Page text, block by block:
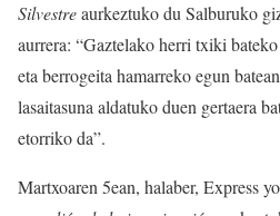
Silvestreaurkeztuko du Salburuko
aurrera: “Gaztelako herri txiki
eta berrogeita hamarreko egun
lasaitasuna aldatuko duen gertaera
etorriko da”.
Martxoaren 5ean, halaber, Express